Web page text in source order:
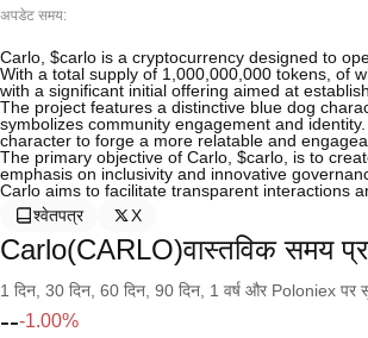
अपडेट समय:
Carlo, $carlo is a cryptocurrency designed to
With a total supply of 1,000,000,000 tokens, of
with a significant initial offering aimed at
The project features a distinctive blue dog
symbolizes community engagement and
character to forge a more relatable and
The primary objective of Carlo, $carlo, is to
emphasis on inclusivity and innovative
Carlo aims to facilitate transparent interactions
श्वेतपत्र
X
Carlo(CARLO)वास्तविक समय
1 दिन, 30 दिन, 60 दिन, 90 दिन, 1 वर्ष और Poloniex पर
---1.00%